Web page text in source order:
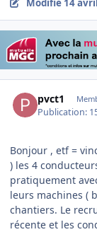
pvct1
Publication:
Bonjour , etf =
) les 4
pratiquement
leurs machines (
chantiers. Le
récente et les